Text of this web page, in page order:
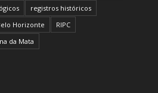
registros históricos
Horizonte
RIPC
da Mata